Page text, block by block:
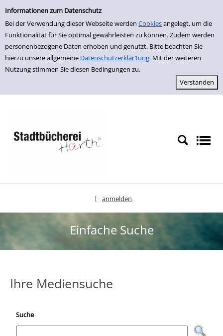
Einfache Suche
Informationen zum Datenschutz
Bei der Verwendung dieser Webseite werden Cookiesangelegt, um die
Funktionalität für Sie optimal gewährleisten zu können. Zudem werden
personenbezogene Daten erhoben und genutzt. Bitte beachten Sie
hierzu unsere allgemeine Datenschutzerklär1ung. Mit der weiteren
Nutzung stimmen Sie diesen Bedingungen zu.
zur Navigation springen
zum Inhalt springen
Zu den Suchfiltern springen
Zur Trefferliste springen
anmelden
Einfache Suche
Ihre Mediensuche
Suche